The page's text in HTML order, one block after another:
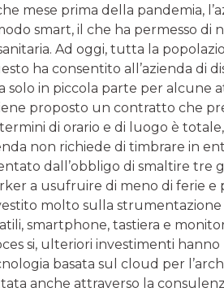
mese prima della pandemia,
smart, il che ha permesso di
Ad oggi, tutta la
ha consentito all’azienda di
solo in piccola parte per alcune
proposto un contratto che
di orario e di luogo è
non richiede di timbrare in
dall’obbligo di smaltire tre
a usufruire di meno di ferie e
molto sulla
smartphone, tastiera e
si, ulteriori investimenti
basata sul cloud per
anche attraverso la